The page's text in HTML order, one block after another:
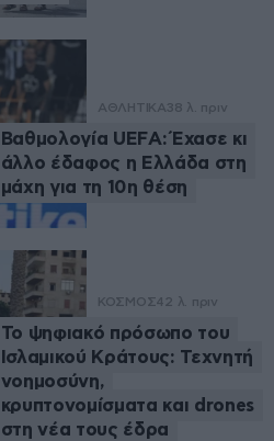
ΑΘΛΗΤΙΚΑ38 λ. πριν
Βαθμολογία UEFA: Έχασε κι
άλλο έδαφος η Ελλάδα στη
μάχη για τη 10η θέση
ΚΟΣΜΟΣ42 λ. πριν
Το ψηφιακό πρόσωπο του
Ισλαμικού Κράτους: Τεχνητή
νοημοσύνη,
κρυπτονομίσματα και drones
στη νέα τους έδρα